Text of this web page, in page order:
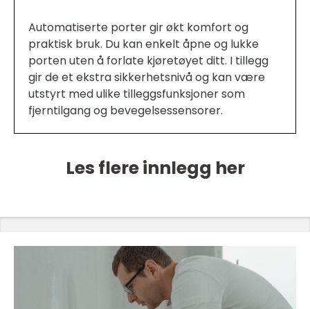
Automatiserte porter gir økt komfort og
praktisk bruk. Du kan enkelt åpne og lukke
porten uten å forlate kjøretøyet ditt. I tillegg
gir de et ekstra sikkerhetsnivå og kan være
utstyrt med ulike tilleggsfunksjoner som
fjerntilgang og bevegelsessensorer.
Les flere innlegg her